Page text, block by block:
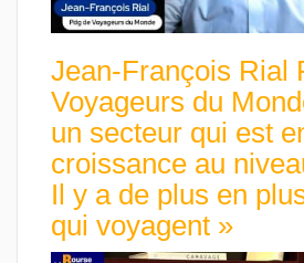
Jean-François Rial
Voyageurs du
un secteur qui est
croissance au
Il y a de plus en
qui voyagent »